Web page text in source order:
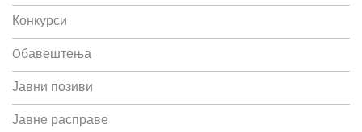
Конкурси
Oбавештења
Јавни позиви
Јавне расправе